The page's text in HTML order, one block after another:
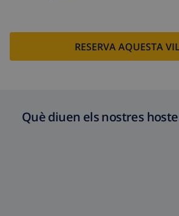
RESERVA AQUESTA
Què diuen els nostres